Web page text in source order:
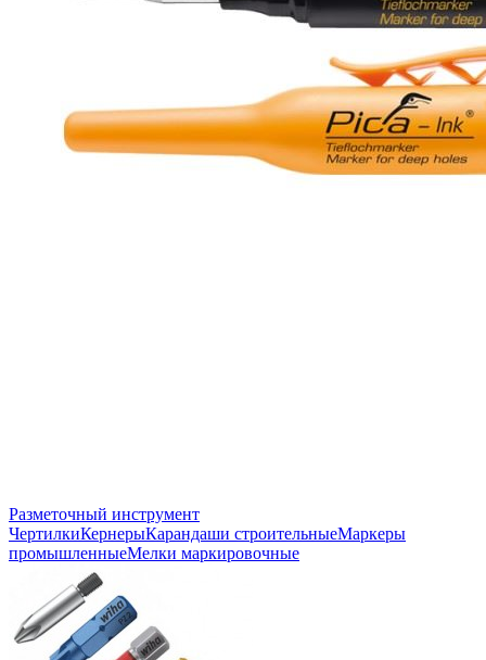
Разметочный инструмент
ЧертилкиКернерыКарандаши строительныеМаркеры
промышленныеМелки маркировочные